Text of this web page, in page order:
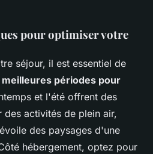
pour optimiser votre
séjour, il est essentiel de
meilleures périodes pour
et l'été offrent des
activités de plein air,
des paysages d'une
hébergement, optez pour